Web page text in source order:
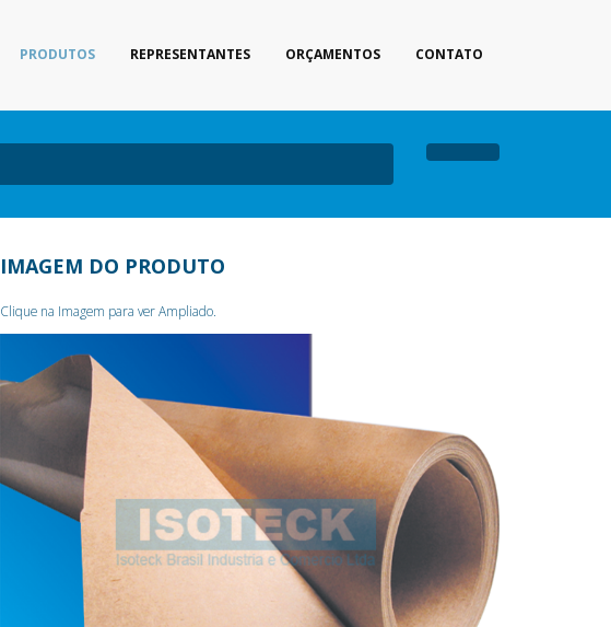
PRODUTOS REPRESENTANTES ORÇAMENTOS CONTATO
IMAGEM DO PRODUTO
Clique na Imagem para ver Ampliado.